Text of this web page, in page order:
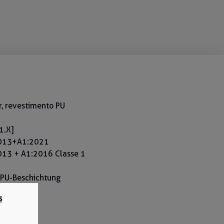
revestimento PU
+ A1:2016 Classe 1
Beschichtung